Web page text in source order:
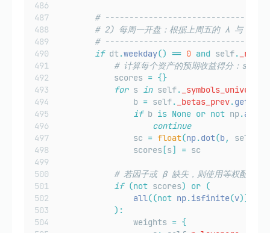
#
# 2) 每周一开盘：根据上周五的 λ 与 β 进
#
if dt.weekday() == 0 and self.
# 计算每个资产的预期收益得分：
            scores
= {}
for s in self. _symbols_universe
                b
= self. _betas_prev.get
if b is None or not np .all
continue
                sc
= float(np.dot(b, self
                scores
[s] = sc
# 若因子或 β 缺失，则使用等权配置作
if (not scores) or (
all((not np.isfinite(v))
):
                weights
= {